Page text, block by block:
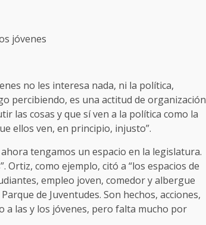
jóvenes
no les interesa nada, ni la política,
percibiendo, es una actitud de organización
las cosas y que sí ven a la política como la
ellos ven, en principio, injusto”.
tengamos un espacio en la legislatura.
Ortiz, como ejemplo, citó a “los espacios de
empleo joven, comedor y albergue
de Juventudes. Son hechos, acciones,
a las y los jóvenes, pero falta mucho por